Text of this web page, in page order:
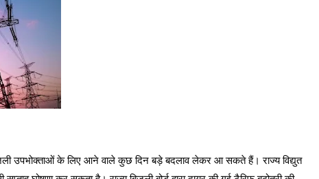
उपभोक्ताओं के लिए आने वाले कुछ दिन बड़े बदलाव लेकर आ सकते हैं। राज्य विद्युत